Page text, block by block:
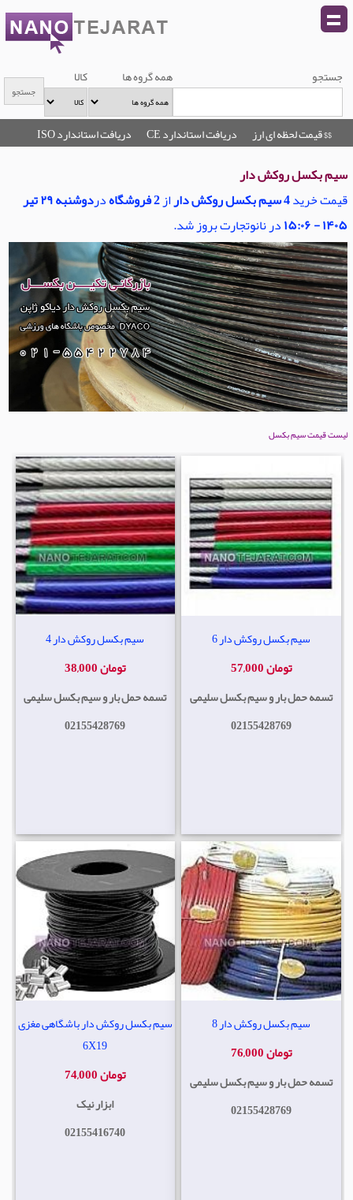
جستجو همه گروه ها کالا
$$ قیمت لحظه ای ارز دریافت استاندارد CE دریافت استاندارد ISO
سیم بکسل روکش دار
قیمت خرید4 سیم بکسل روکش دار از2 فروشگاه در
دوشنبه ۲۹ تیر
۱۴۰۵ - ۱۵:۰۶
در نانوتجارت بروز شد.
لیست قیمت سیم بکسل
سیم بکسل روکش دار 4
38,000 تومان
تسمه حمل بار و سیم بکسل سلیمی
02155428769
سیم بکسل روکش دار 6
57,000 تومان
تسمه حمل بار و سیم بکسل سلیمی
02155428769
سیم بکسل روکش دار باشگاهی مغزی
6X19
74,000 تومان
ابزار نیک
02155416740
سیم بکسل روکش دار 8
76,000 تومان
تسمه حمل بار و سیم بکسل سلیمی
02155428769